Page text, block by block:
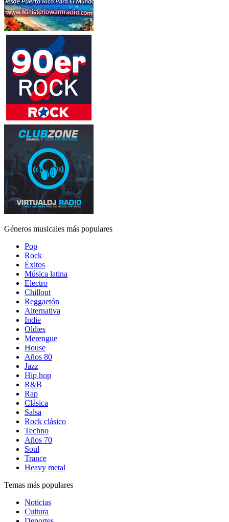
Géneros musicales más populares
Pop
Rock
Éxitos
Música latina
Electro
Chillout
Reggaetón
Alternativa
Indie
Oldies
Merengue
House
Años 80
Jazz
Hip hop
R&B
Rap
Clásica
Salsa
Rock clásico
Techno
Años 70
Soul
Trance
Heavy metal
Temas más populares
Noticias
Cultura